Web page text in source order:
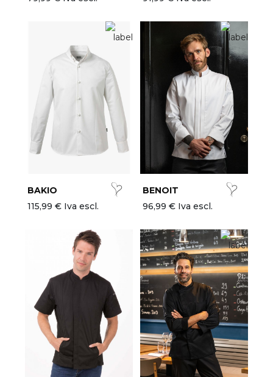
BAKIO
115,99 € Iva escl.
BENOIT
96,99 € Iva escl.